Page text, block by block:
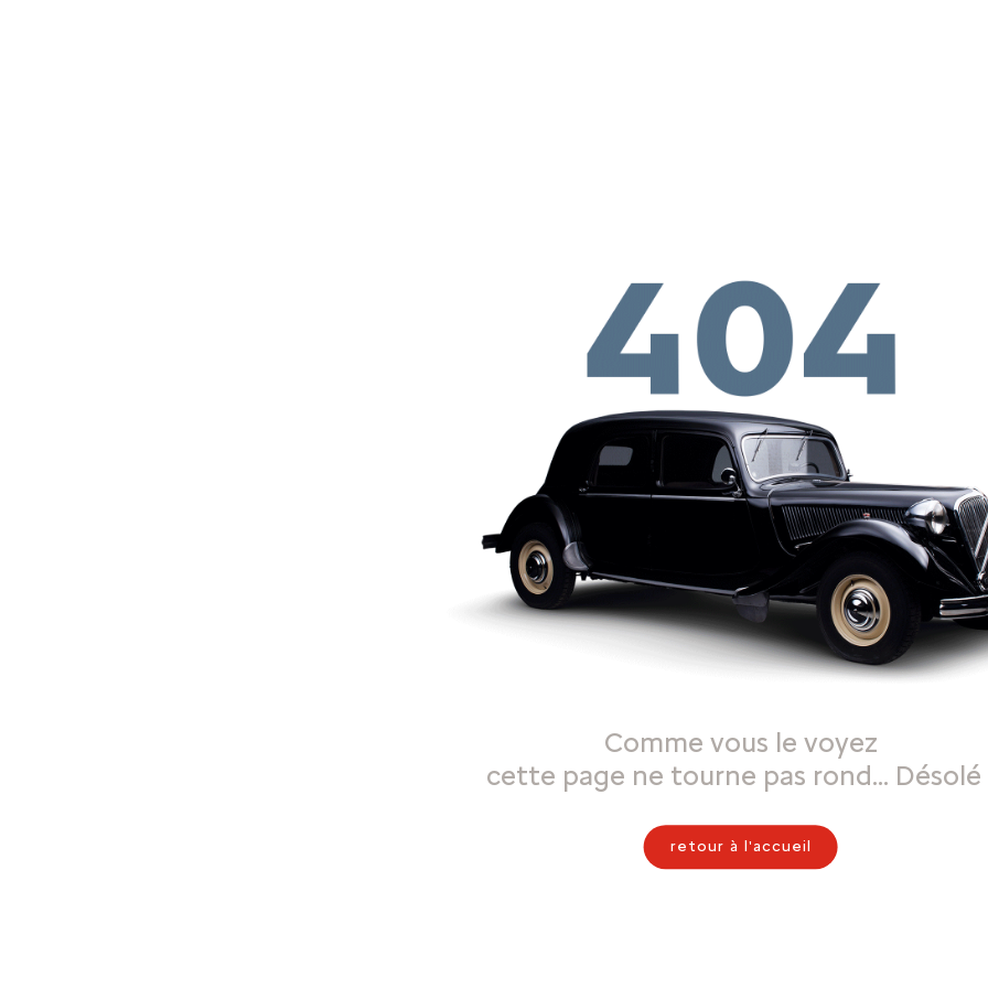
Comme vous le voyez
cette page ne tourne pas rond… Désolé
retour à l'accueil